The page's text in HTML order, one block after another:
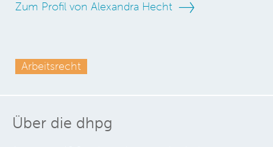
Zum Profil von Alexandra Hecht
Arbeitsrecht
Über die dhpg